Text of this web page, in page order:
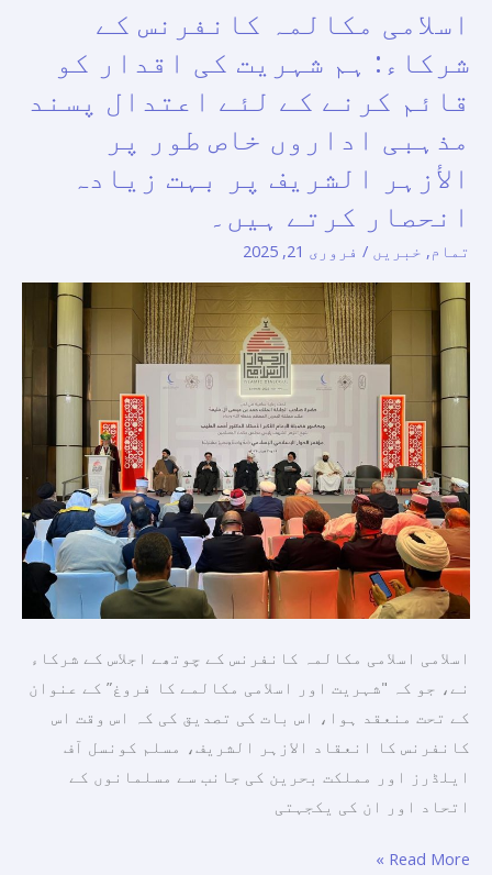
کی
شیلڈ
پیش
اسلامی مکالمہ کانفرنس کے
شرکاء: ہم شہریت کی اقدار کو
قائم کرنے کے لئے اعتدال پسند
مذہبی اداروں خاص طور پر
الأزہر الشریف پر بہت زیادہ
انحصار کرتے ہیں۔
تمام, خبریں / فروری 21, 2025
اسلامی اسلامی مکالمہ کانفرنس کے چوتھے اجلاس کے شرکاء
نے، جو کہ "شہریت اور اسلامی مکالمے کا فروغ” کے عنوان
کے تحت منعقد ہوا، اس بات کی تصدیق کی کہ اس وقت اس
کانفرنس کا انعقاد الازہر الشریف، مسلم کونسل آف
ایلڈرز اور مملکت بحرین کی جانب سے مسلمانوں کے
اتحاد اور ان کی یکجہتی
اسلامی
کانفرنس
کے
شرکاء:
شہریت
کی
اقدار
کو
قائم
کرنے
لئے
اعتدال
مذہبی
اداروں
خاص
طور
پر
الشریف
پر
بہت
زیادہ
انحصار
کرتے
Read More »